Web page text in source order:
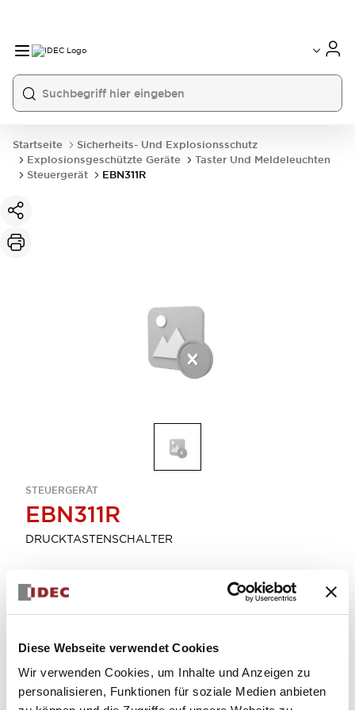
Diese Webseite verwendet Cookies
Wir verwenden Cookies, um Inhalte und Anzeigen zu
personalisieren, Funktionen für soziale Medien anbieten
Startseite
Sicherheits- Und Explosionsschutz
Explosionsgeschützte Geräte
Taster Und Meldeleuchten
Steuergerät
EBN311R
STEUERGERÄT
EBN311R
DRUCKTASTENSCHALTER
Menge auswählen